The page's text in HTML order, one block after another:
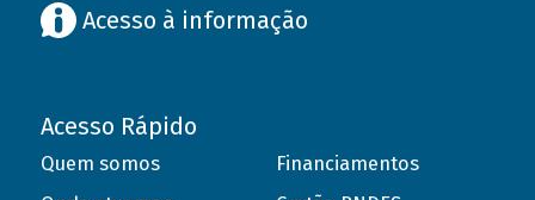
Acesso à informação
Acesso Rápido
Quem somos
Financiamentos